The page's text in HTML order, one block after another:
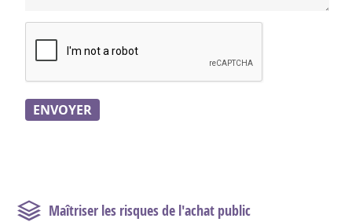
Maîtriser les risques de l'achat public